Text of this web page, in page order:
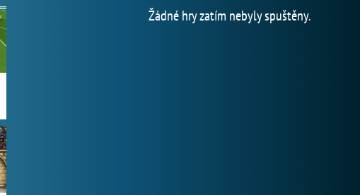
Žádné hry zatím nebyly spuštěny.